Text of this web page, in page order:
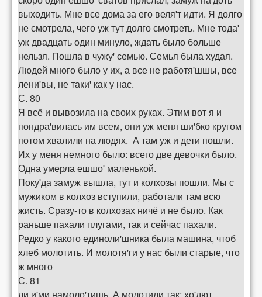
выходить. Мне все дома за его веля'т идти. Я долго
не смотрела, чего уж тут долго смотреть. Мне тода'
уж двадцать один минуло, ждать было больше
нельзя. Пошла в чужу' семью. Семья была худая.
Людей много было у их, а все не работя'шшы, все
лени'вы, не таки' как у нас.
С. 80
Я всё и вывозила на своих руках. Этим вот я и
пондра'вилась им всем, они уж меня ши'бко кругом
потом хвалили на людях. А там уж и дети пошли.
Их у меня немного было: всего две девочки было.
Одна умерла ешшо' маленькой.
Поку'да замуж вышла, тут и колхозы пошли. Мы с
мужиком в колхоз вступили, работали там всю
жисть. Сразу-то в колхозах ничё и не было. Как
раньше пахали плугами, так и сейчас пахали.
Редко у какого единоли'шника была машина, чтоб
хлеб молотить. И молотя'ги у нас были старые, что
ж много
С. 81